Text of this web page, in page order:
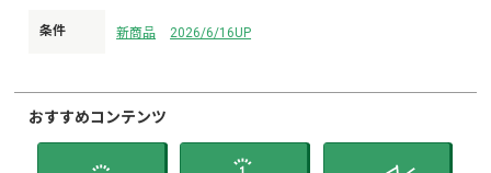
条件 新商品 2026/6/16UP
おすすめコンテンツ